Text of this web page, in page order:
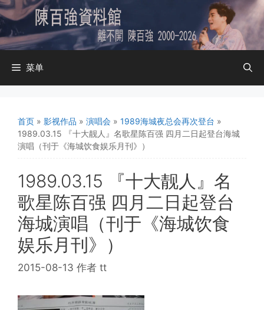
跳
至
内
容
菜单
首页 » 影视作品 » 演唱会 » 1989海城夜总会再次登台 »
1989.03.15 『十大靓人』名歌星陈百强 四月二日起登台海城
演唱（刊于《海城饮食娱乐月刊》）
1989.03.15 『十大靓人』名
歌星陈百强 四月二日起登台
海城演唱（刊于《海城饮食
娱乐月刊》）
2015-08-13 作者 tt